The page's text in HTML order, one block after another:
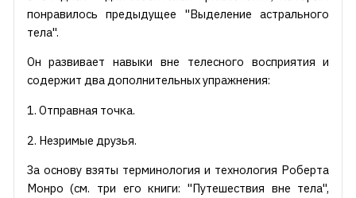
понравилось предыдущее "Выделение астрального
тела".
Он развивает навыки вне телесного восприятия и
содержит два дополнительных упражнения:
1. Отправная точка.
2. Незримые друзья.
За основу взяты терминология и технология Роберта
Монро (см. три его книги: "Путешествия вне тела",